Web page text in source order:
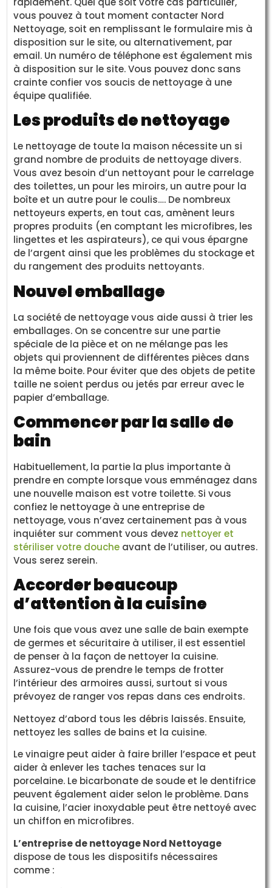
vous pouvez à tout moment contacter Nord
Nettoyage, soit en remplissant le formulaire mis à
disposition sur le site, ou alternativement, par
email. Un numéro de téléphone est également mis
à disposition sur le site. Vous pouvez donc sans
crainte confier vos soucis de nettoyage à une
équipe qualifiée.
Les produits de nettoyage
Le nettoyage de toute la maison nécessite un si
grand nombre de produits de nettoyage divers.
Vous avez besoin d’un nettoyant pour le carrelage
des toilettes, un pour les miroirs, un autre pour la
boîte et un autre pour le coulis…. De nombreux
nettoyeurs experts, en tout cas, amènent leurs
propres produits (en comptant les microfibres, les
lingettes et les aspirateurs), ce qui vous épargne
de l’argent ainsi que les problèmes du stockage et
du rangement des produits nettoyants.
Nouvel emballage
La société de nettoyage vous aide aussi à trier les
emballages. On se concentre sur une partie
spéciale de la pièce et on ne mélange pas les
objets qui proviennent de différentes pièces dans
la même boite. Pour éviter que des objets de petite
taille ne soient perdus ou jetés par erreur avec le
papier d’emballage.
Commencer par la salle de
bain
Habituellement, la partie la plus importante à
prendre en compte lorsque vous emménagez dans
une nouvelle maison est votre toilette. Si vous
confiez le nettoyage à une entreprise de
nettoyage, vous n’avez certainement pas à vous
inquiéter sur comment vous devez nettoyer et
stériliser votre douche avant de l’utiliser, ou autres.
Vous serez serein.
Accorder beaucoup
d’attention à la cuisine
Une fois que vous avez une salle de bain exempte
de germes et sécuritaire à utiliser, il est essentiel
de penser à la façon de nettoyer la cuisine.
Assurez-vous de prendre le temps de frotter
l’intérieur des armoires aussi, surtout si vous
prévoyez de ranger vos repas dans ces endroits.
Nettoyez d’abord tous les débris laissés. Ensuite,
nettoyez les salles de bains et la cuisine.
Le vinaigre peut aider à faire briller l’espace et peut
aider à enlever les taches tenaces sur la
porcelaine. Le bicarbonate de soude et le dentifrice
peuvent également aider selon le problème. Dans
la cuisine, l’acier inoxydable peut être nettoyé avec
un chiffon en microfibres.
L’entreprise de nettoyage Nord Nettoyage
dispose de tous les dispositifs nécessaires
comme :